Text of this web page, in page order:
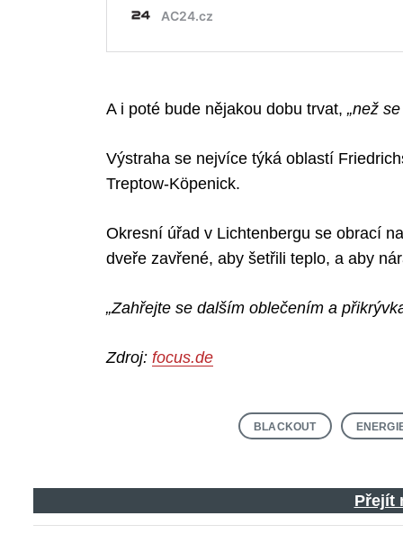
A i poté bude nějakou dobu trvat, „než
Výstraha se nejvíce týká oblastí
Treptow-Köpenick.
Okresní úřad v Lichtenbergu se obrací
dveře zavřené, aby šetřili teplo, a aby
„Zahřejte se dalším oblečením a
Zdroj: focus.de
BLACKOUT
Přejít
Search
for: